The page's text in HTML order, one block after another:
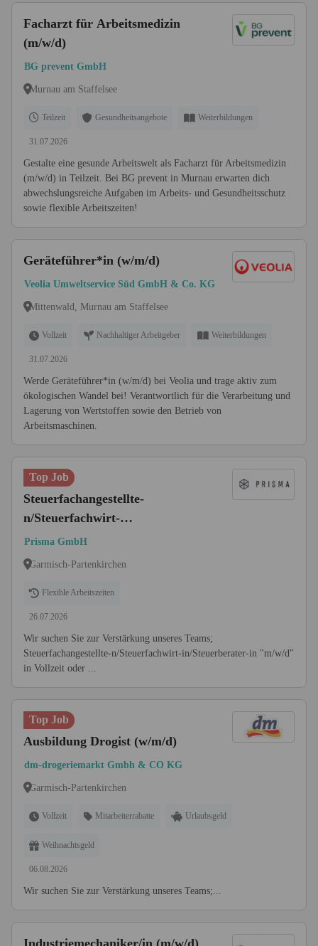
Facharzt für Arbeitsmedizin
(m/w/d)
BG prevent GmbH
Murnau am Staffelsee
Teilzeit Gesundheitsangebote Weiterbildungen
31.07.2026
Gestalte eine gesunde Arbeitswelt als Facharzt für Arbeitsmedizin
(m/w/d) in Teilzeit. Bei BG prevent in Murnau erwarten dich
abwechslungsreiche Aufgaben im Arbeits- und Gesundheitsschutz
sowie flexible Arbeitszeiten!
Geräteführer*in (w/m/d)
Veolia Umweltservice Süd GmbH & Co. KG
Mittenwald, Murnau am Staffelsee
Vollzeit Nachhaltiger Arbeitgeber Weiterbildungen
31.07.2026
Werde Geräteführer*in (w/m/d) bei Veolia und trage aktiv zum
ökologischen Wandel bei! Verantwortlich für die Verarbeitung und
Lagerung von Wertstoffen sowie den Betrieb von
Arbeitsmaschinen.
Top Job
Steuerfachangestellte-
n/Steuerfachwirt-
in/Steuerberater-in "m/w/d" in
Vollzeit oder Teilzeit
Prisma GmbH
Garmisch-Partenkirchen
Flexible Arbeitszeiten
26.07.2026
Wir suchen Sie zur Verstärkung unseres Teams;
Steuerfachangestellte-n/Steuerfachwirt-in/Steuerberater-in "m/w/d"
in Vollzeit oder ...
Top Job
Ausbildung Drogist (w/m/d)
dm-drogeriemarkt Gmbh & CO KG
Garmisch-Partenkirchen
Vollzeit Mitarbeiterrabatte Urlaubsgeld
Weihnachtsgeld
06.08.2026
Wir suchen Sie zur Verstärkung unseres Teams;...
Industriemechaniker/in (m/w/d)